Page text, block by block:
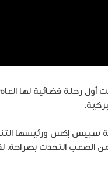
رحلة فضائية لها
إكس ورئيسها
18 عاما في العمل من أجل هذا الهدف، لذا من